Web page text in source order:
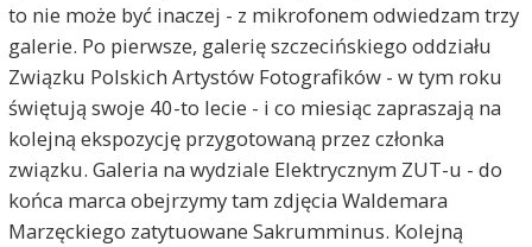
to nie może być inaczej - z mikrofonem odwiedzam trzy
galerie. Po pierwsze, galerię szczecińskiego oddziału
Związku Polskich Artystów Fotografików - w tym roku
świętują swoje 40-to lecie - i co miesiąc zapraszają na
kolejną ekspozycję przygotowaną przez członka
związku. Galeria na wydziale Elektrycznym ZUT-u - do
końca marca obejrzymy tam zdjęcia Waldemara
Marzęckiego zatytuowane Sakrumminus. Kolejną